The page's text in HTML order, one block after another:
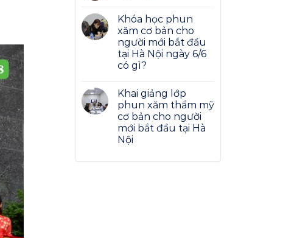
Khóa học phun
xăm cơ bản cho
người mới bắt đầu
tại Hà Nội ngày 6/6
có gì?
Khai giảng lớp
phun xăm thẩm mỹ
cơ bản cho người
mới bắt đầu tại Hà
Nội